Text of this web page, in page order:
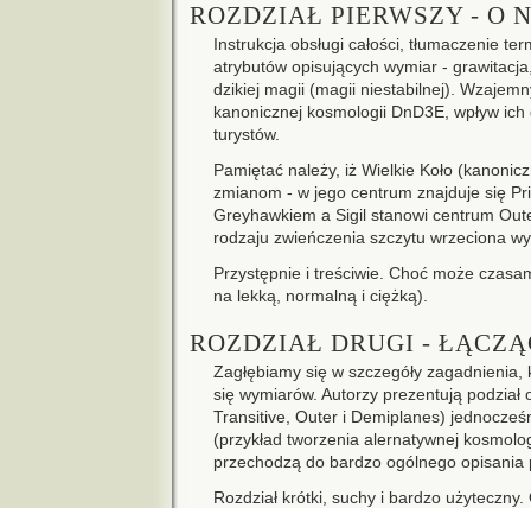
ROZDZIAŁ PIERWSZY - O
Instrukcja obsługi całości, tłumaczenie
atrybutów opisujących wymiar -
dzikiej magii (magii niestabilnej).
kanonicznej kosmologii DnD3E, wpływ
turystów.
Pamiętać należy, iż Wielkie Koło
zmianom - w jego centrum znajduje się
Greyhawkiem a Sigil stanowi centrum
rodzaju zwieńczenia szczytu wrzeciona
Przystępnie i treściwie. Choć może
na lekką, normalną i ciężką).
ROZDZIAŁ DRUGI -
Zagłębiamy się w szczegóły
się wymiarów. Autorzy prezentują
Transitive, Outer i Demiplanes)
(przykład tworzenia alernatywnej
przechodzą do bardzo ogólnego
Rozdział krótki, suchy i bardzo